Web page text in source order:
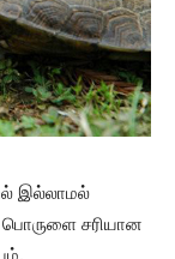
இல்லாமல்
பொருளை சரியான